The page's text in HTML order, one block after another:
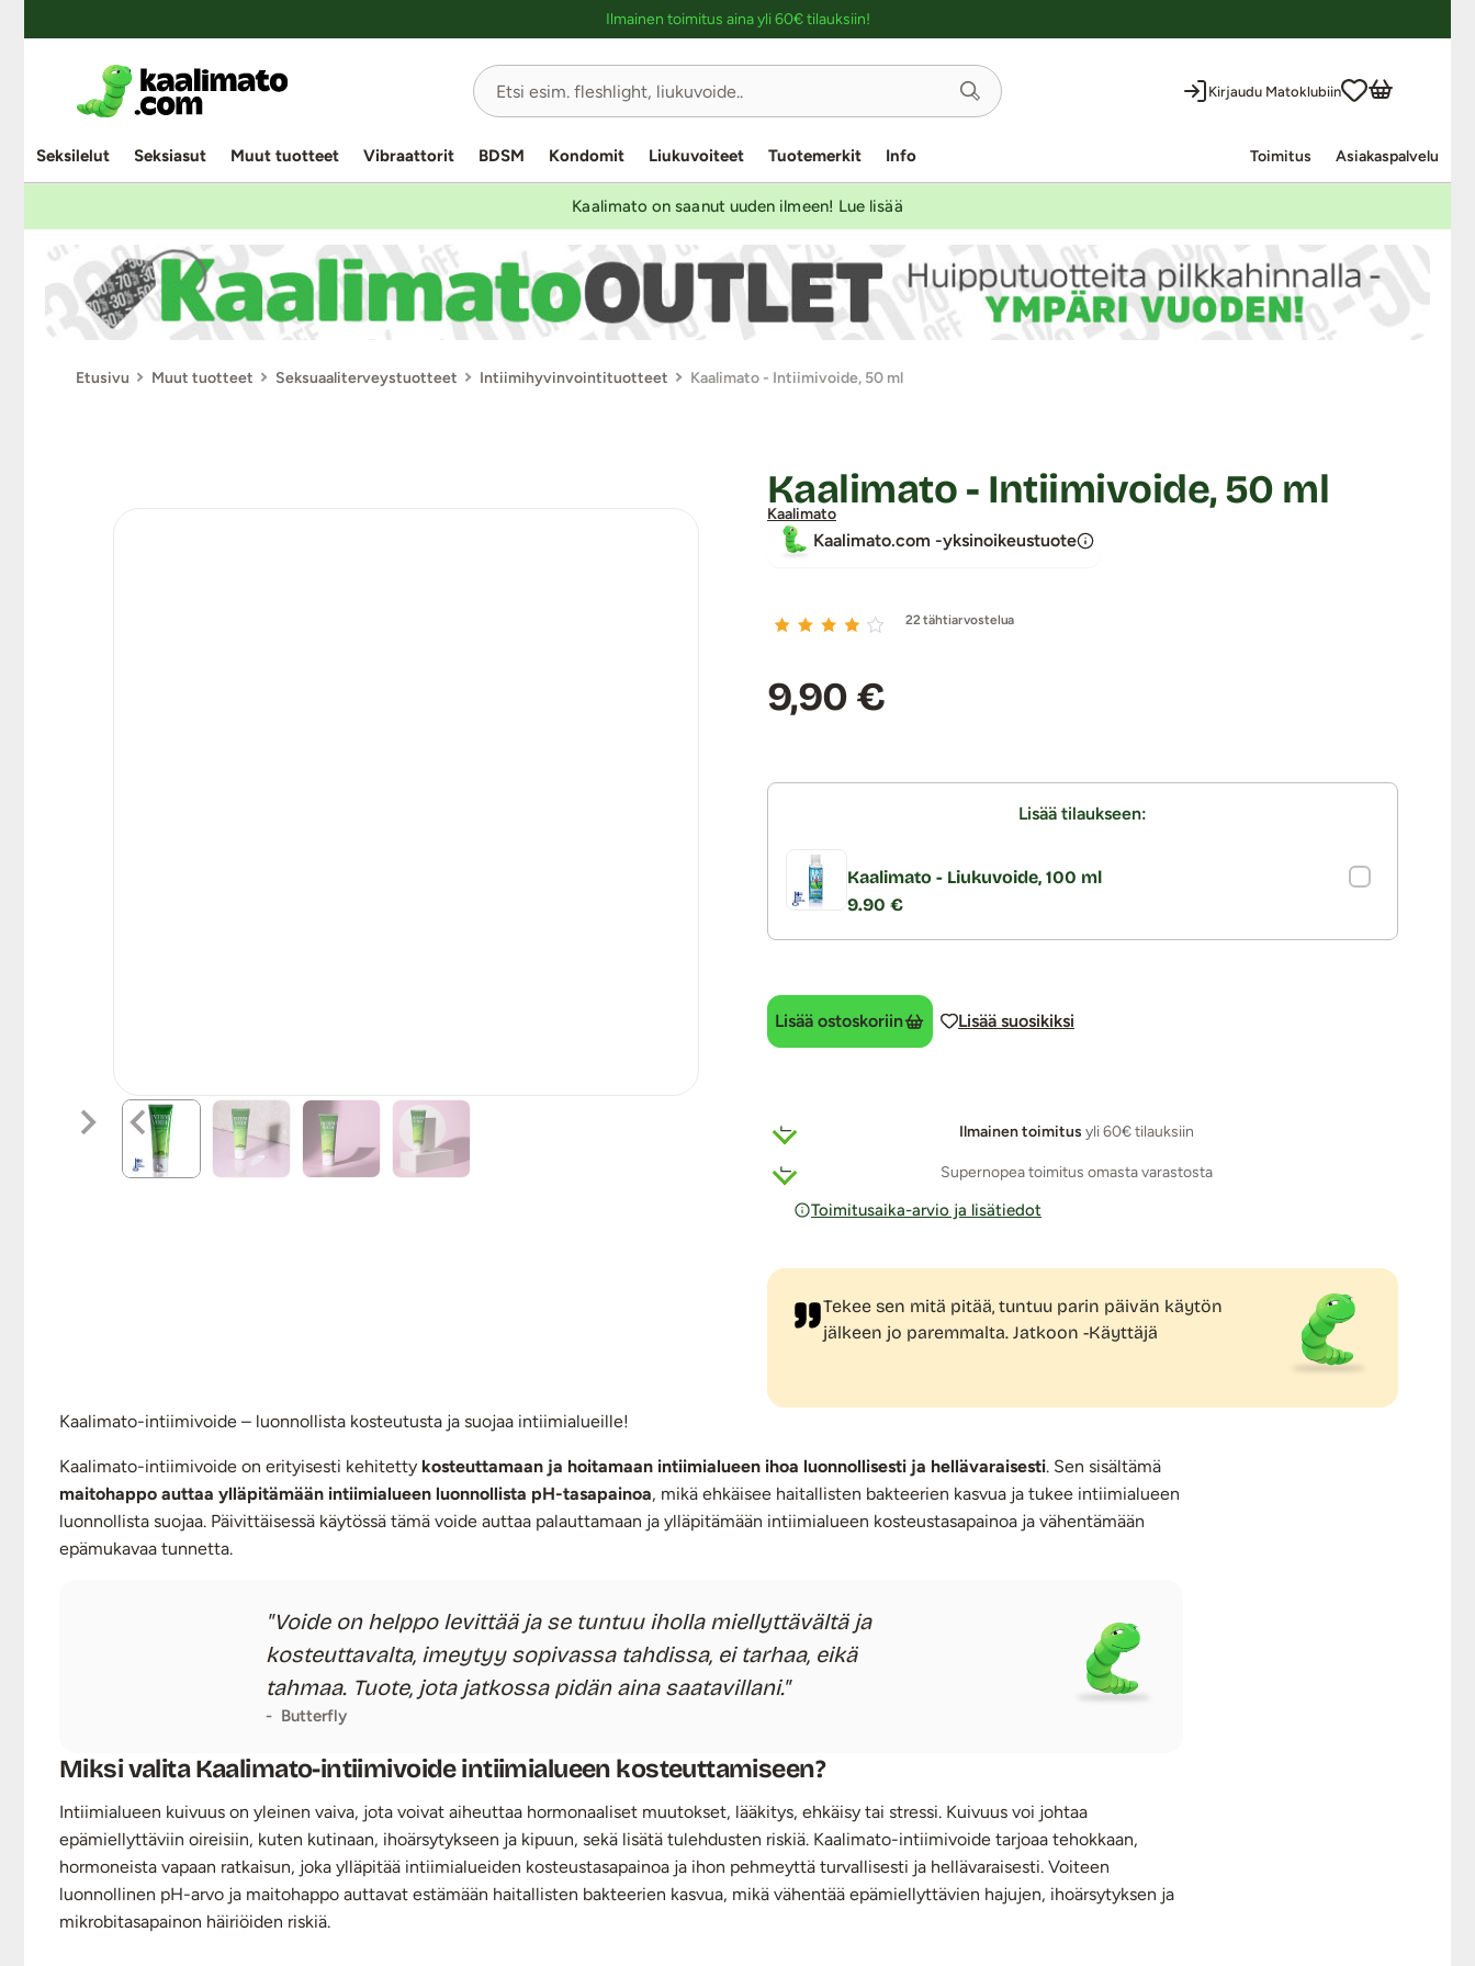
Ilmainen toimitus aina yli 60€ tilauksiin!
Kirjaudu Matoklubiin
Seksilelut Seksiasut Muut tuotteet Vibraattorit BDSM Kondomit Liukuvoiteet Tuotemerkit Info Toimitus Asiakaspalvelu
Kaalimato on saanut uuden ilmeen! Lue lisää
Etusivu Muut tuotteet Seksuaaliterveystuotteet Intiimihyvinvointituotteet Kaalimato - Intiimivoide, 50 ml
Kaalimato
Kaalimato - Intiimivoide, 50 ml
Kaalimato.com -yksinoikeustuote
22 tähtiarvostelua
Hinta:
9,90 €
Lisää tilaukseen:
Kaalimato - Liukuvoide, 100 ml
9.90 €
Lisää ostoskoriin Lisää suosikiksi
Ilmainen toimitus yli 60€ tilauksiin
Supernopea toimitus omasta varastosta
Toimitusaika-arvio ja lisätiedot
Tekee sen mitä pitää, tuntuu parin päivän käytön
jälkeen jo paremmalta. Jatkoon -Käyttäjä
Kaalimato-intiimivoide – luonnollista kosteutusta ja suojaa intiimialueille!
Kaalimato-intiimivoide on erityisesti kehitetty kosteuttamaan ja hoitamaan intiimialueen ihoa luonnollisesti ja hellävaraisesti. Sen sisältämä
maitohappo auttaa ylläpitämään intiimialueen luonnollista pH-tasapainoa, mikä ehkäisee haitallisten bakteerien kasvua ja tukee intiimialueen
luonnollista suojaa. Päivittäisessä käytössä tämä voide auttaa palauttamaan ja ylläpitämään intiimialueen kosteustasapainoa ja vähentämään
epämukavaa tunnetta.
Voide on helppo levittää ja se tuntuu iholla miellyttävältä ja
kosteuttavalta, imeytyy sopivassa tahdissa, ei tarhaa, eikä
tahmaa. Tuote, jota jatkossa pidän aina saatavillani.
Butterfly
Miksi valita Kaalimato-intiimivoide intiimialueen kosteuttamiseen?
Intiimialueen kuivuus on yleinen vaiva, jota voivat aiheuttaa hormonaaliset muutokset, lääkitys, ehkäisy tai stressi. Kuivuus voi johtaa
epämiellyttäviin oireisiin, kuten kutinaan, ihoärsytykseen ja kipuun, sekä lisätä tulehdusten riskiä. Kaalimato-intiimivoide tarjoaa tehokkaan,
hormoneista vapaan ratkaisun, joka ylläpitää intiimialueiden kosteustasapainoa ja ihon pehmeyttä turvallisesti ja hellävaraisesti. Voiteen
luonnollinen pH-arvo ja maitohappo auttavat estämään haitallisten bakteerien kasvua, mikä vähentää epämiellyttävien hajujen, ihoärsytyksen ja
mikrobitasapainon häiriöiden riskiä.